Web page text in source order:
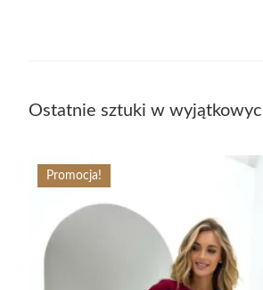
Ostatnie sztuki w
Promocja!